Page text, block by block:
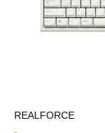
REALFORCE